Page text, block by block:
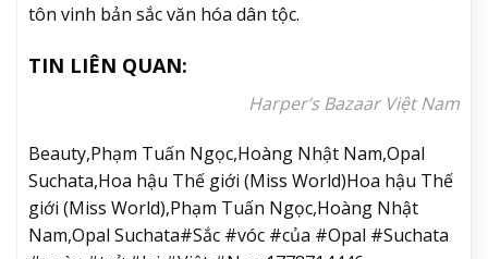
tôn vinh bản sắc văn hóa dân tộc.
TIN LIÊN QUAN:
Harper’s Bazaar Việt Nam
Beauty,Phạm Tuấn Ngọc,Hoàng Nhật Nam,Opal
Suchata,Hoa hậu Thế giới (Miss World)Hoa hậu Thế
giới (Miss World),Phạm Tuấn Ngọc,Hoàng Nhật
Nam,Opal Suchata#Sắc #vóc #của #Opal #Suchata